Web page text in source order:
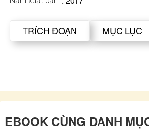
TRÍCH ĐOẠN MỤC LỤC
EBOOK CÙNG DANH